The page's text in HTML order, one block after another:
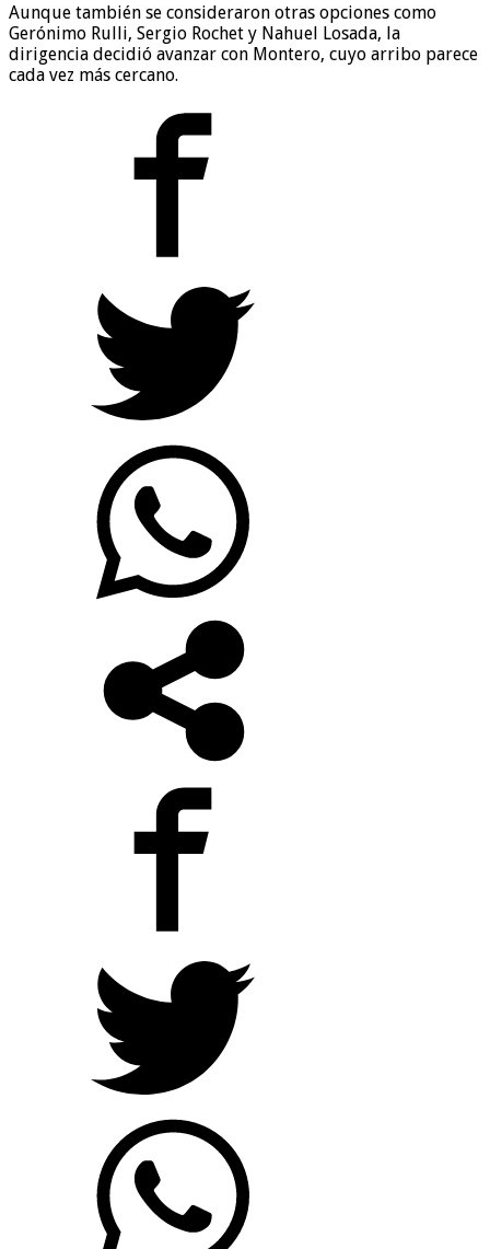
Aunque también se consideraron otras opciones como
Gerónimo Rulli, Sergio Rochet y Nahuel Losada, la
dirigencia decidió avanzar con Montero, cuyo arribo parece
cada vez más cercano.